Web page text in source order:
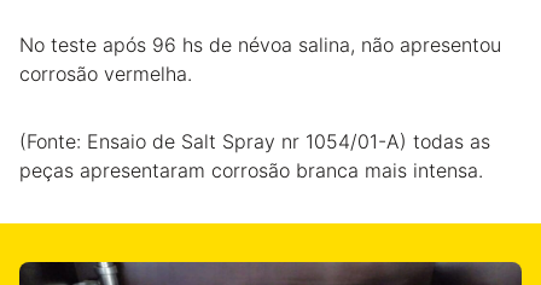
No teste após 96 hs de névoa salina, não apresentou
corrosão vermelha.
(Fonte: Ensaio de Salt Spray nr 1054/01-A) todas as
peças apresentaram corrosão branca mais intensa.